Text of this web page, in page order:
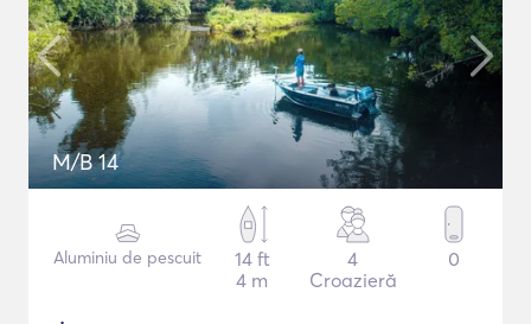
M/B 14
Aluminiu de pescuit
14 ft
4 m
4
Croazieră
0